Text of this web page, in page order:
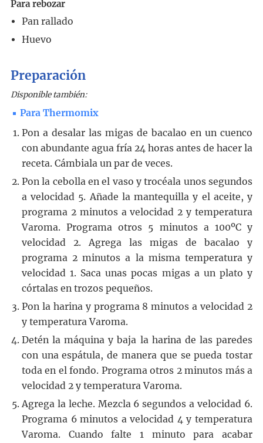
Para rebozar
Pan rallado
Huevo
Preparación
Disponible también:
Para Thermomix
Pon a desalar las migas de bacalao en un cuenco
con abundante agua fría 24 horas antes de hacer la
receta. Cámbiala un par de veces.
Pon la cebolla en el vaso y trocéala unos segundos
a velocidad 5. Añade la mantequilla y el aceite, y
programa 2 minutos a velocidad 2 y temperatura
Varoma. Programa otros 5 minutos a 100ºC y
velocidad 2. Agrega las migas de bacalao y
programa 2 minutos a la misma temperatura y
velocidad 1. Saca unas pocas migas a un plato y
córtalas en trozos pequeños.
Pon la harina y programa 8 minutos a velocidad 2
y temperatura Varoma.
Detén la máquina y baja la harina de las paredes
con una espátula, de manera que se pueda tostar
toda en el fondo. Programa otros 2 minutos más a
velocidad 2 y temperatura Varoma.
Agrega la leche. Mezcla 6 segundos a velocidad 6.
Programa 6 minutos a velocidad 4 y temperatura
Varoma. Cuando falte 1 minuto para acabar